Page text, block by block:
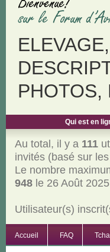
PHOTOS,
Qui est en
Au total, il y a 111
invités (basé sur
Le nombre
948le 26 Août
Utilisateur(s)
Accueil FAQ